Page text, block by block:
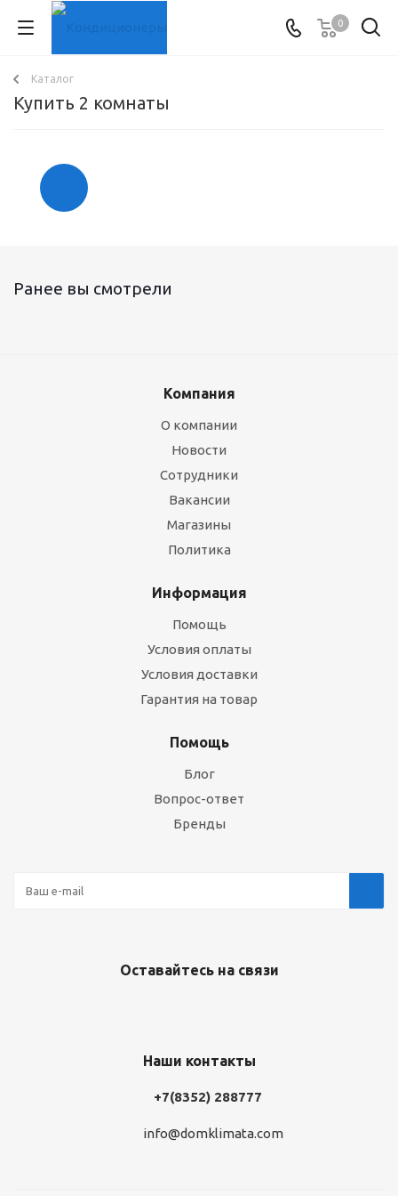
0
Каталог
Купить 2 комнаты
Ранее вы смотрели
Компания
О компании
Новости
Сотрудники
Вакансии
Магазины
Политика
Информация
Помощь
Условия оплаты
Условия доставки
Гарантия на товар
Помощь
Блог
Вопрос-ответ
Бренды
Оставайтесь на связи
Наши контакты
+7(8352) 288777
info@domklimata.com